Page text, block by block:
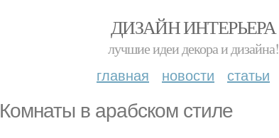
ДИЗАЙН ИНТЕРЬЕРА
лучшие идеи декора и дизайна!
главная новости статьи
Комнаты в арабском стиле